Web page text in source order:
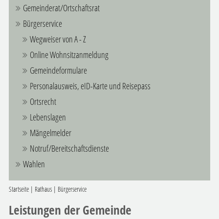
Gemeinderat/Ortschaftsrat
Bürgerservice
Wegweiser von A - Z
Online Wohnsitzanmeldung
Gemeindeformulare
Personalausweis, eID-Karte und Reisepass
Ortsrecht
Lebenslagen
Mängelmelder
Notruf/Bereitschaftsdienste
Wahlen
Startseite| Rathaus| Bürgerservice
Leistungen der Gemeinde